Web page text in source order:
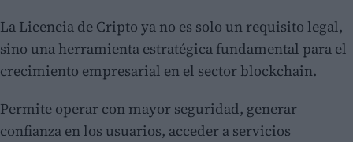
La Licencia de Cripto ya no es solo un requisito legal,
sino una herramienta estratégica fundamental para el
crecimiento empresarial en el sector blockchain.
Permite operar con mayor seguridad, generar
confianza en los usuarios, acceder a servicios